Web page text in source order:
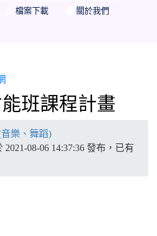
檔案下載 關於我們
班課程計畫
樂、舞蹈)
08-06 14:37:36 發布，已有